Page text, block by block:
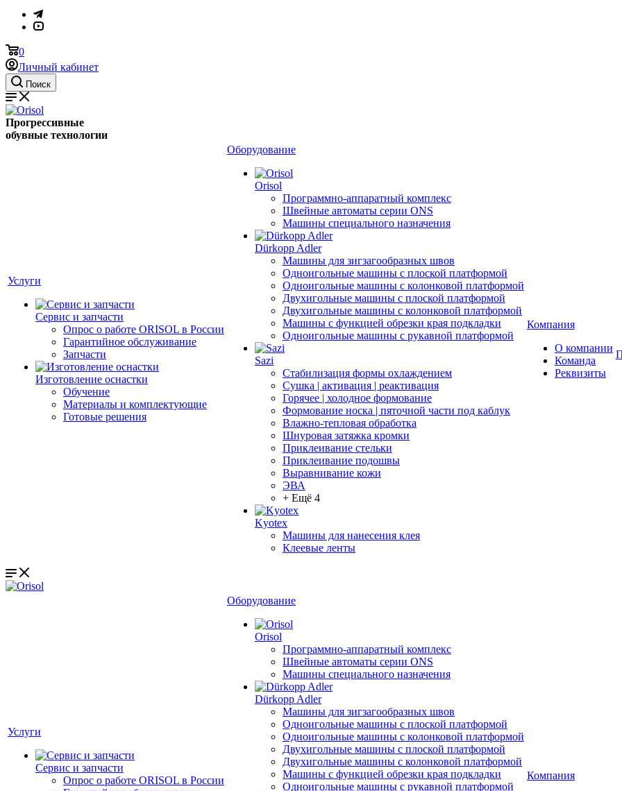
0
Личный кабинет
Поиск
Прогрессивные
обувные технологии
Услуги
Сервис и запчасти
Опрос о работе ORISOL в России
Гарантийное обслуживание
Запчасти
Изготовление оснастки
Обучение
Материалы и комплектующие
Готовые решения
Оборудование
Orisol
Программно-аппаратный комплекс
Швейные автоматы серии ONS
Машины специального назначения
Dürkopp Adler
Машины для зигзагообразных швов
Одноигольные машины с плоской платформой
Одноигольные машины с колонковой платформой
Двухигольные машины с плоской платформой
Двухигольные машины с колонковой платформой
Машины с функцией обрезки края подкладки
Одноигольные машины с рукавной платформой
Sazi
Стабилизация формы охлаждением
Сушка | активация | реактивация
Горячее | холодное формование
Формование носка | пяточной части под каблук
Влажно-тепловая обработка
Шнуровая затяжка кромки
Приклеивание стельки
Приклеивание подошвы
Выравнивание кожи
ЭВА
+ Ещё 4
Kyotex
Машины для нанесения клея
Клеевые ленты
Компания
О компании
Команда
Реквизиты
Услуги
Сервис и запчасти
Опрос о работе ORISOL в России
Оборудование
Orisol
Программно-аппаратный комплекс
Швейные автоматы серии ONS
Машины специального назначения
Dürkopp Adler
Машины для зигзагообразных швов
Одноигольные машины с плоской платформой
Одноигольные машины с колонковой платформой
Двухигольные машины с плоской платформой
Двухигольные машины с колонковой платформой
Машины с функцией обрезки края подкладки
Одноигольные машины с рукавной платформой
Компания